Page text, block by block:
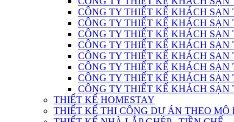
CÔNG TY THIẾT KẾ KHÁCH SẠN
CÔNG TY THIẾT KẾ KHÁCH SẠN
CÔNG TY THIẾT KẾ KHÁCH
CÔNG TY THIẾT KẾ KHÁCH SẠN
CÔNG TY THIẾT KẾ KHÁCH SẠN
CÔNG TY THIẾT KẾ KHÁCH SẠN
CÔNG TY THIẾT KẾ KHÁCH SẠN
CÔNG TY THIẾT KẾ KHÁCH SẠN
THIẾT KẾ HOMESTAY
THIẾT KẾ THI CÔNG DỰ ÁN THEO MÔ